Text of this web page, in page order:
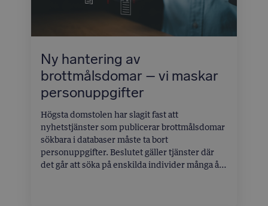
Ny hantering av
brottmålsdomar – vi maskar
personuppgifter
Högsta domstolen har slagit fast att
nyhetstjänster som publicerar brottmålsdomar
sökbara i databaser måste ta bort
personuppgifter. Beslutet gäller tjänster där
det går att söka på enskilda individer många år